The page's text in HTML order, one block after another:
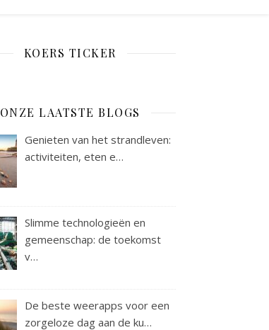
KOERS TICKER
ONZE LAATSTE BLOGS
Genieten van het strandleven:
activiteiten, eten e…
Slimme technologieën en
gemeenschap: de toekomst
v…
De beste weerapps voor een
zorgeloze dag aan de ku…